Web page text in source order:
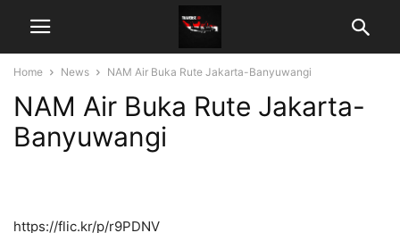
Home News NAM Air Buka Rute Jakarta-Banyuwangi
NAM Air Buka Rute Jakarta-
Banyuwangi
https://flic.kr/p/r9PDNV